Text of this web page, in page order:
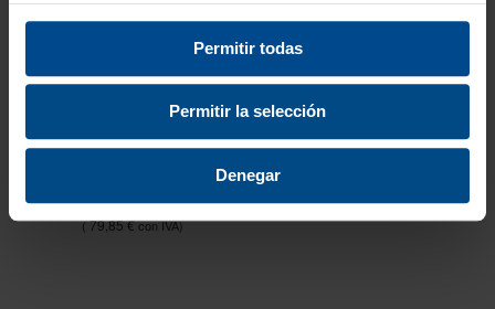
Permitir todas
Permitir la selección
Denegar
RECUBIERTO
65,99 €
79,85 €
120,99 €